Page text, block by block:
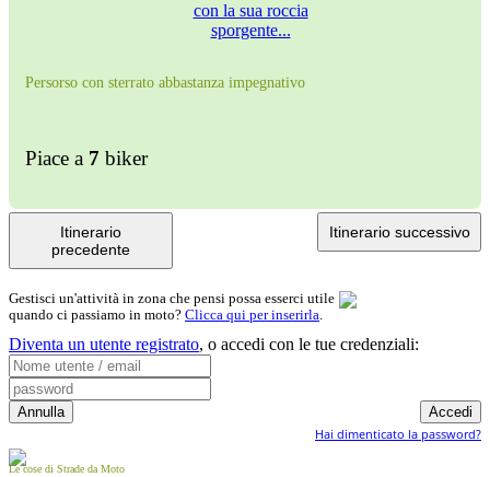
Persorso con sterrato abbastanza impegnativo
Piace a 7 biker
Itinerario
precedente
Itinerario successivo
Gestisci un'attività in zona che pensi possa esserci utile
quando ci passiamo in moto? Clicca qui per inserirla.
Diventa un utente registrato, o accedi con le tue credenziali:
Hai dimenticato la password?
Le cose di Strade da Moto